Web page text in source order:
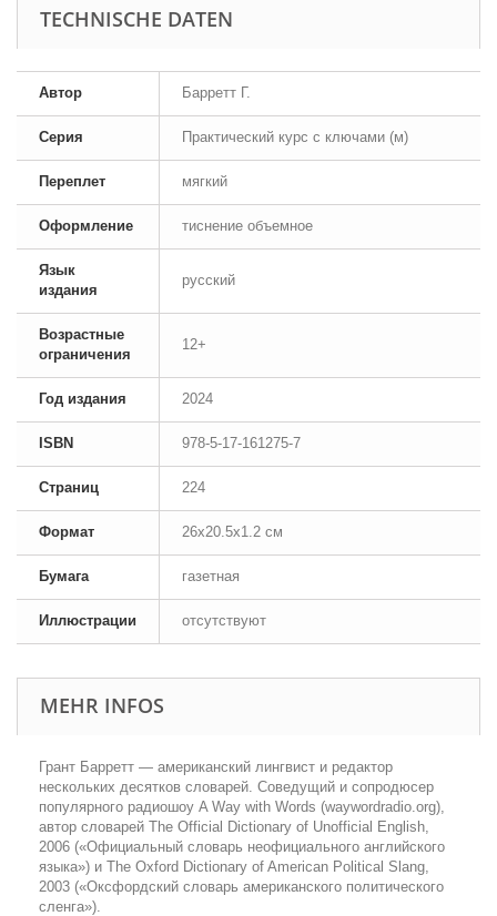
TECHNISCHE DATEN
Автор Барретт Г.
Серия Практический курс с ключами (м)
Переплет мягкий
Оформление тиснение объемное
Язык
издания
русский
Возрастные
ограничения
12+
Год издания 2024
ISBN 978-5-17-161275-7
Страниц 224
Формат 26x20.5x1.2 см
Бумага газетная
Иллюстрации отсутствуют
MEHR INFOS
Грант Барретт — американский лингвист и редактор
нескольких десятков словарей. Соведущий и сопродюсер
популярного радиошоу A Way with Words (waywordradio.org),
автор словарей The Official Dictionary of Unofficial English,
2006 («Официальный словарь неофициального английского
языка») и The Oxford Dictionary of American Political Slang,
2003 («Оксфордский словарь американского политического
сленга»).